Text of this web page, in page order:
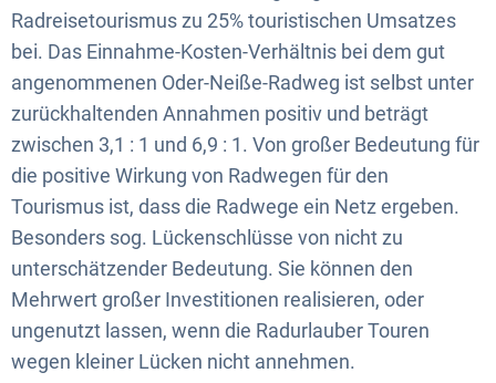
Radreisetourismus zu 25% touristischen Umsatzes
bei. Das Einnahme-Kosten-Verhältnis bei dem gut
angenommenen Oder-Neiße-Radweg ist selbst unter
zurückhaltenden Annahmen positiv und beträgt
zwischen 3,1 : 1 und 6,9 : 1. Von großer Bedeutung für
die positive Wirkung von Radwegen für den
Tourismus ist, dass die Radwege ein Netz ergeben.
Besonders sog. Lückenschlüsse von nicht zu
unterschätzender Bedeutung. Sie können den
Mehrwert großer Investitionen realisieren, oder
ungenutzt lassen, wenn die Radurlauber Touren
wegen kleiner Lücken nicht annehmen.